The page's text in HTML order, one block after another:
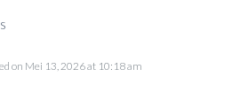
on Mei 13, 2026 at 10:18 am